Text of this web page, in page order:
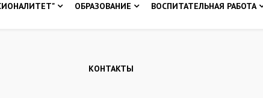
ОБРАЗОВАНИЕ ВОСПИТАТЕЛЬНАЯ РАБОТА
КОНТАКТЫ